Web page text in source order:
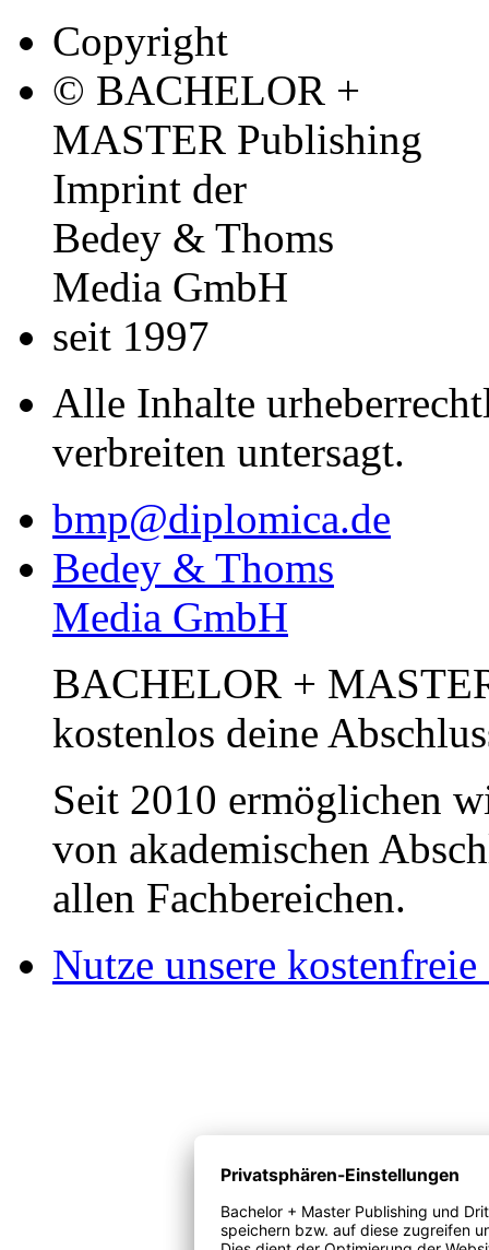
Copyright
© BACHELOR +
MASTER Publishing
Imprint der
Bedey & Thoms
Media GmbH
seit 1997
Alle Inhalte
verbreiten untersagt.
bmp@diplomica.de
Bedey & Thoms
Media GmbH
BACHELOR +
kostenlos deine
Seit 2010 ermöglichen
von akademischen
allen Fachbereichen.
Nutze unsere